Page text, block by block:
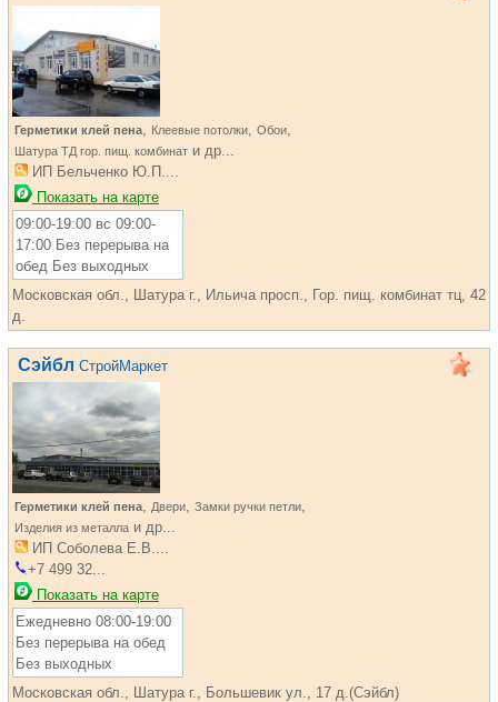
Герметики клей пена, Клеевые потолки, Обои,
Шатура ТД гор. пищ. комбинат и др...
ИП Бельченко Ю.П....
Показать на карте
09:00-19:00 вс 09:00-
17:00 Без перерыва на
обед Без выходных
Московская обл., Шатура г., Ильича просп., Гор. пищ. комбинат тц, 42
д.
Сэйбл СтройМаркет
Герметики клей пена, Двери, Замки ручки петли,
Изделия из металла и др...
ИП Соболева Е.В....
+7 499 32...
Показать на карте
Ежедневно 08:00-19:00
Без перерыва на обед
Без выходных
Московская обл., Шатура г., Большевик ул., 17 д.(Сэйбл)